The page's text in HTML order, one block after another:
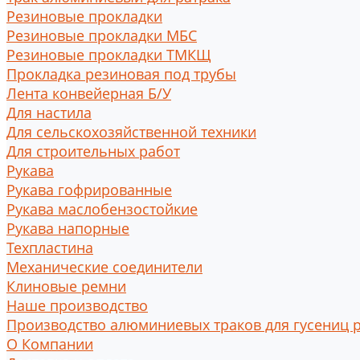
Резиновые прокладки
Резиновые прокладки МБС
Резиновые прокладки ТМКЩ
Прокладка резиновая под трубы
Лента конвейерная Б/У
Для настила
Для сельскохозяйственной техники
Для строительных работ
Рукава
Рукава гофрированные
Рукава маслобензостойкие
Рукава напорные
Техпластина
Механические соединители
Клиновые ремни
Наше производство
Производство алюминиевых траков для гусениц
О Компании